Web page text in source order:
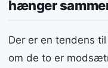
hænger
Der er en tendens
om de to er